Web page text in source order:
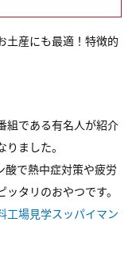
土産にも最適！特徴的
組である有名人が紹介
ました。
酸で熱中症対策や疲労
タリのおやつです。
工場見学スッパイマン